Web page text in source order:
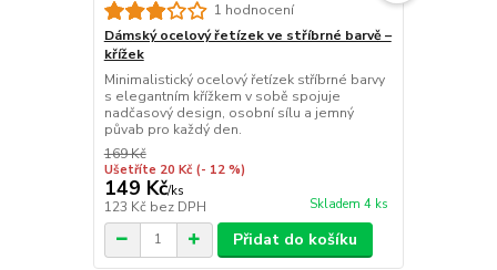
1 hodnocení
Dámský ocelový řetízek ve stříbrné barvě –
křížek
Minimalistický ocelový řetízek stříbrné barvy
s elegantním křížkem v sobě spojuje
nadčasový design, osobní sílu a jemný
půvab pro každý den.
169 Kč
Ušetříte 20 Kč (- 12 %)
149 Kč/ks
123 Kč bez DPH Skladem 4 ks
Přidat do košíku